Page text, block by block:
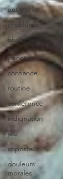
entreprise
problème
obstacle
à la
pensée
confiance
routine
conférence
indignation
jeu
imposteur
douleurs
morales